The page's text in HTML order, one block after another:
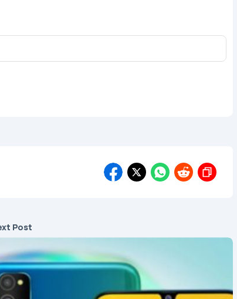
Post